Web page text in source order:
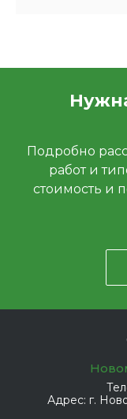
Подробно
работ и
стоимость и
Адрес: г.